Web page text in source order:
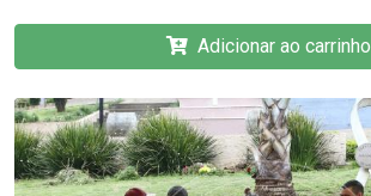
Adicionar ao carrinho